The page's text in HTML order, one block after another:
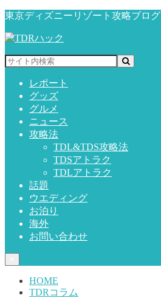
東京ディズニーリゾート攻略ブログ
レポート
グッズ
グルメ
ニュース
攻略法
TDL&TDS攻略法
TDSアトラク
TDLアトラク
話題
ウエディング
お泊り
海外
お問い合わせ
HOME
TDRコラム